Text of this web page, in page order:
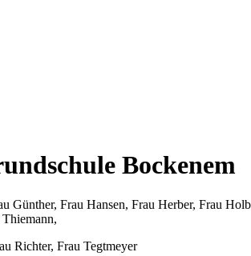
Bockenem
Günther, Frau Hansen, Frau Herber, Frau
Richter, Frau Tegtmeyer